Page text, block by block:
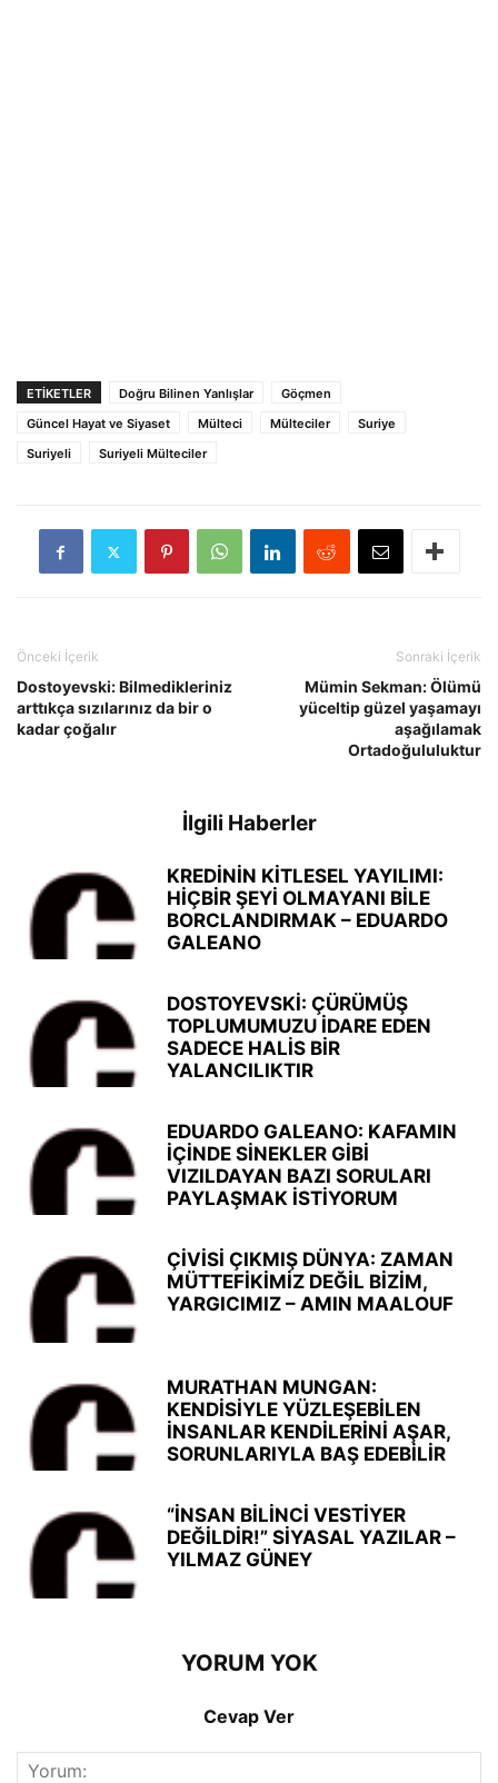
ETIKETLER Doğru Bilinen Yanlışlar
Göçmen
Güncel Hayat ve Siyaset
Mülteci Mülteciler
Suriye
Suriyeli
Suriyeli Mülteciler
Önceki İçerik
Dostoyevski: Bilmedikleriniz
arttıkça sızılarınız da bir o
kadar çoğalır
Sonraki İçerik
Mümin Sekman: Ölümü
yüceltip güzel yaşamayı
aşağılamak
Ortadoğululuktur
İlgili Haberler
KREDİNİN KİTLESEL YAYILIMI:
HİÇBİR ŞEYİ OLMAYANI BİLE
BORCLANDIRMAK – EDUARDO
GALEANO
DOSTOYEVSKİ: ÇÜRÜMÜŞ
TOPLUMUMUZU İDARE EDEN
SADECE HALİS BİR
YALANCILIKTIR
EDUARDO GALEANO: KAFAMIN
İÇİNDE SİNEKLER GİBİ
VIZILDAYAN BAZI SORULARI
PAYLAŞMAK İSTİYORUM
ÇİVİSİ ÇIKMIŞ DÜNYA: ZAMAN
MÜTTEFİKİMİZ DEĞİL BİZİM,
YARGICIMIZ – AMIN MAALOUF
MURATHAN MUNGAN:
KENDİSİYLE YÜZLEŞEBİLEN
İNSANLAR KENDİLERİNİ AŞAR,
SORUNLARIYLA BAŞ EDEBİLİR
“İNSAN BİLİNCİ VESTİYER
DEĞİLDİR!” SİYASAL YAZILAR –
YILMAZ GÜNEY
YORUM YOK
Cevap Ver